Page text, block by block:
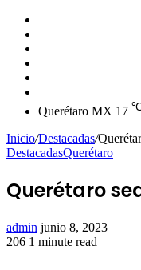
Querétaro MX 17 ℃
Inicio/Destacadas/
DestacadasQuerétaro
Querétaro
admin Send
an
junio 8, 2023
206 1 minute read